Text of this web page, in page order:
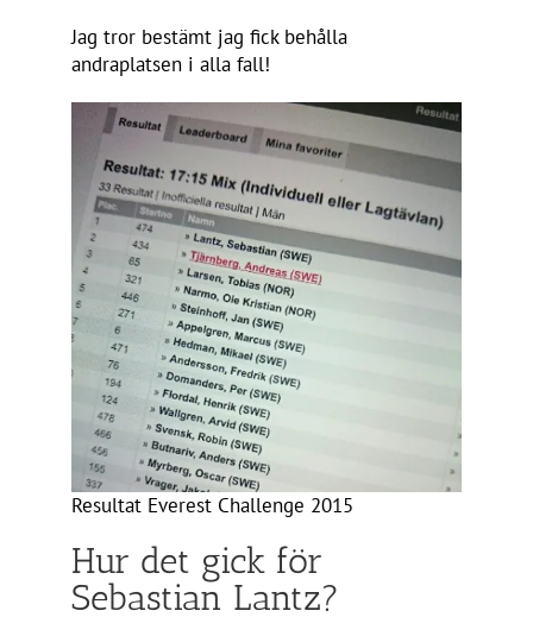
Jag tror bestämt jag fick behålla
andraplatsen i alla fall!
Resultat Everest Challenge 2015
Hur det gick för
Sebastian Lantz?